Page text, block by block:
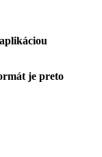
je preto